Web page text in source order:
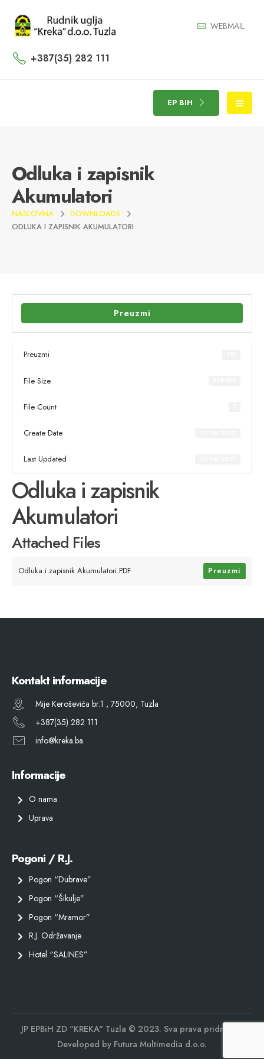
WEBMAIL
+387(35) 282 111
EP BIH
Odluka i zapisnik
Akumulatori
NASLOVNA
DOWNLOADS
ODLUKA I ZAPISNIK AKUMULATORI
Preuzmi
Preuzmi
File Size
File Count
Create Date
Last Updated
Odluka i zapisnik
Akumulatori
Attached Files
Odluka i zapisnik Akumulatori.PDF Preuzmi
Kontakt informacije
Mije Keroševića br.1 , 75000, Tuzla
+387(35) 282 111
info@kreka.ba
Informacije
O nama
Uprava
Pogoni / R.J.
Pogon “Dubrave”
Pogon “Šikulje”
Pogon “Mramor”
R.J. Održavanje
Hotel “SALINES”
JP EPBiH ZD "KREKA" Tuzla © 2023. Sva prava pridržana.
Developed by Futura Multimedia d.o.o.